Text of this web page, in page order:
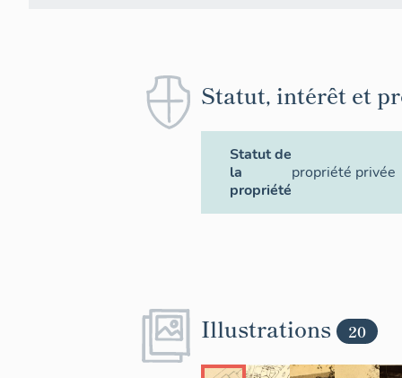
Statut, intérêt et
Statut de
la
propriété
propriété privée
Illustrations 20